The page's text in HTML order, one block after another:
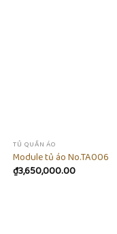
TỦ QUẦN ÁO
Module tủ áo No.TA006
₫3,650,000.00